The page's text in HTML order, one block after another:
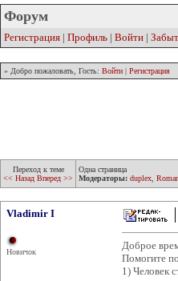
Форум
Регистрация | Профиль | Войти |
» Добро пожаловать, Гость: Войти | Регистрация
Переход к теме
<< Назад Вперед >>
Одна страница
Модераторы: duplex
Vladimir I
Новичок
Доброе
Помогите
1) Человек